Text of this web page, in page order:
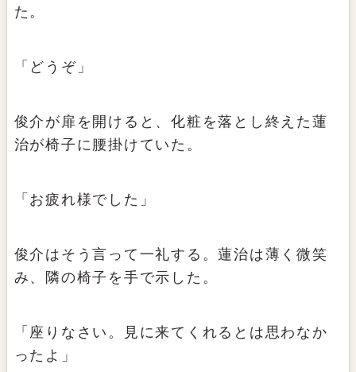
た。
「どうぞ」
俊介が扉を開けると、化粧を落とし終えた蓮
治が椅子に腰掛けていた。
「お疲れ様でした」
俊介はそう言って一礼する。蓮治は薄く微笑
み、隣の椅子を手で示した。
「座りなさい。見に来てくれるとは思わなか
ったよ」